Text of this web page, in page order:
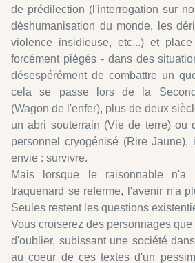
de prédilection (l'interrogation sur
déshumanisation du monde, les
violence insidieuse, etc...) et
forcément piégés - dans des
désespérément de combattre un
cela se passe lors de la
(Wagon de l'enfer), plus de deux
un abri souterrain (Vie de terre) ou
personnel cryogénisé (Rire
envie : survivre.
Mais lorsque le raisonnable
traquenard se referme, l'avenir n'a
Seules restent les questions
Vous croiserez des personnages
d'oublier, subissant une société
au coeur de ces textes d'un